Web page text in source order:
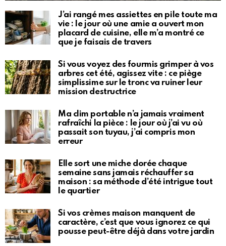
J’ai rangé mes assiettes en pile toute ma
vie : le jour où une amie a ouvert mon
placard de cuisine, elle m’a montré ce
que je faisais de travers
Si vous voyez des fourmis grimper à vos
arbres cet été, agissez vite : ce piège
simplissime sur le tronc va ruiner leur
mission destructrice
Ma clim portable n’a jamais vraiment
rafraîchi la pièce : le jour où j’ai vu où
passait son tuyau, j’ai compris mon
erreur
Elle sort une miche dorée chaque
semaine sans jamais réchauffer sa
maison : sa méthode d’été intrigue tout
le quartier
Si vos crèmes maison manquent de
caractère, c’est que vous ignorez ce qui
pousse peut-être déjà dans votre jardin